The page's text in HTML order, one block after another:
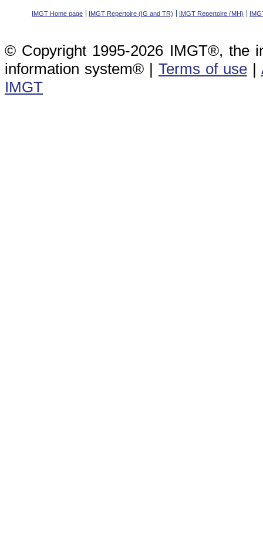
IMGT Home page IMGT Repertoire (IG and TR) IMGT Repertoire (MH)
© Copyright 1995-2026 IMGT®, the
information system® | Terms of use|
IMGT